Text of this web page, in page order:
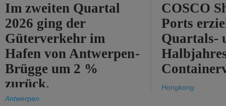
Im zweiten Quartal
2026 ging der
Güterverkehr im
Hafen von Antwerpen-
Brügge um 2 %
zurück.
Antwerpen
COSCO
Ports
Quartals-
Hongkong